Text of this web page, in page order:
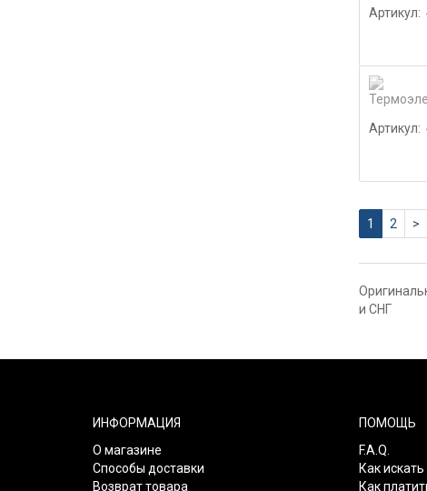
Артикул:
Артикул:
1 2 >
и СНГ
ИНФОРМАЦИЯ
О магазине
Способы доставки
Возврат товара
ПОМОЩЬ
F.A.Q.
Как искать
Как